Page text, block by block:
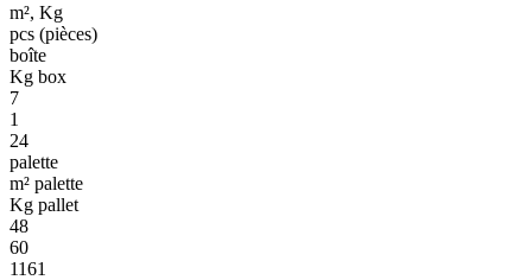
m², Kg
pcs (pièces)
boîte
Kg box
7
1
24
palette
m² palette
Kg pallet
48
60
1161